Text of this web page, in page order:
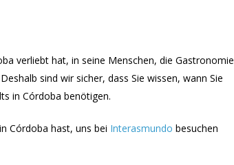
verliebt hat, in seine Menschen, die Gastronomie
sind wir sicher, dass Sie wissen, wann Sie
in Córdoba benötigen.
Córdoba hast, uns bei Interasmundo besuchen